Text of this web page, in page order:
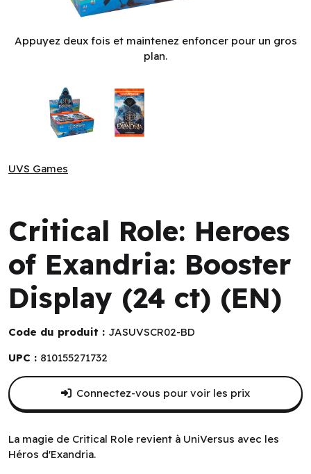
Appuyez deux fois et maintenez enfoncer pour un gros
plan.
UVS Games
Critical Role: Heroes
of Exandria: Booster
Display (24 ct) (EN)
Code du produit : JASUVSCR02-BD
UPC : 810155271732
La magie de Critical Role revient à UniVersus avec les
Héros d'Exandria.
Connectez-vous pour voir les prix